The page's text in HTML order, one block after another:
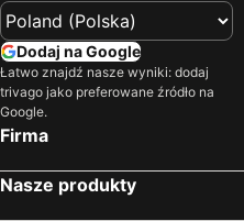
Dodaj na Google
Łatwo znajdź nasze wyniki: dodaj
trivago jako preferowane źródło na
Google.
Firma
Nasze produkty